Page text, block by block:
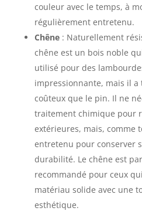
couleur avec le temps, à
régulièrement entretenu.
Chêne: Naturellement
chêne est un bois noble
utilisé pour des
impressionnante, mais il a
coûteux que le pin. Il ne
traitement chimique pour
extérieures, mais, comme
entretenu pour conserver
durabilité. Le chêne est
recommandé pour ceux
matériau solide avec une
esthétique.